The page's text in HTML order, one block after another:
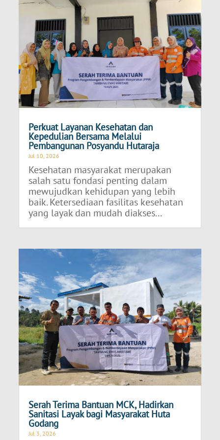
Perkuat Layanan Kesehatan dan
Kepedulian Bersama Melalui
Pembangunan Posyandu Hutaraja
Jul 10, 2026
Kesehatan masyarakat merupakan
salah satu fondasi penting dalam
mewujudkan kehidupan yang lebih
baik. Ketersediaan fasilitas kesehatan
yang layak dan mudah diakses...
Serah Terima Bantuan MCK, Hadirkan
Sanitasi Layak bagi Masyarakat Huta
Godang
Jul 3, 2026